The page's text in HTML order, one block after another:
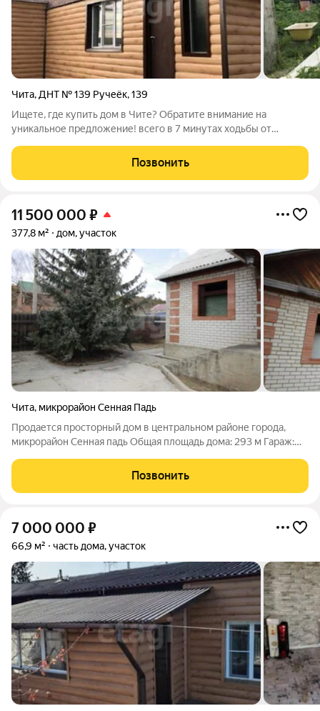
Чита, ДНТ № 139 Ручеёк,139
Ищете, где купить дом в Чите? Обратите внимание на
уникальное предложение! всего в 7 минутах ходьбы от
Центральный. В доме всегда комфортная температура, тепло,
даже в сильный мороз. для тех,
Позвонить
11 500 000 ₽
377,8 м² дом, участок
Чита, микрорайон Сенная Падь
Продается просторный дом в центральном районе города,
микрорайон Сенная падь Общая площадь дома: 293 м Гараж:
чистого 18-го бруса и обложен надежным кирпичом, что
создает привлекательный и
Позвонить
7 000 000 ₽
66,9 м² часть дома, участок